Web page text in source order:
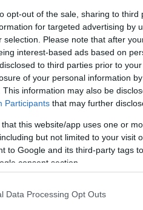
opt-out of the sale, sharing to
for targeted advertising by
selection. Please note that after
interest-based ads based on
to third parties prior to
of your personal information
This information may also be
Participants that may further
that this website/app uses one or
but not limited to your visit
to Google and its third-party tags
consent section.
Data Processing Opt Outs
súlyosabb lehet.
biztosan a Földről